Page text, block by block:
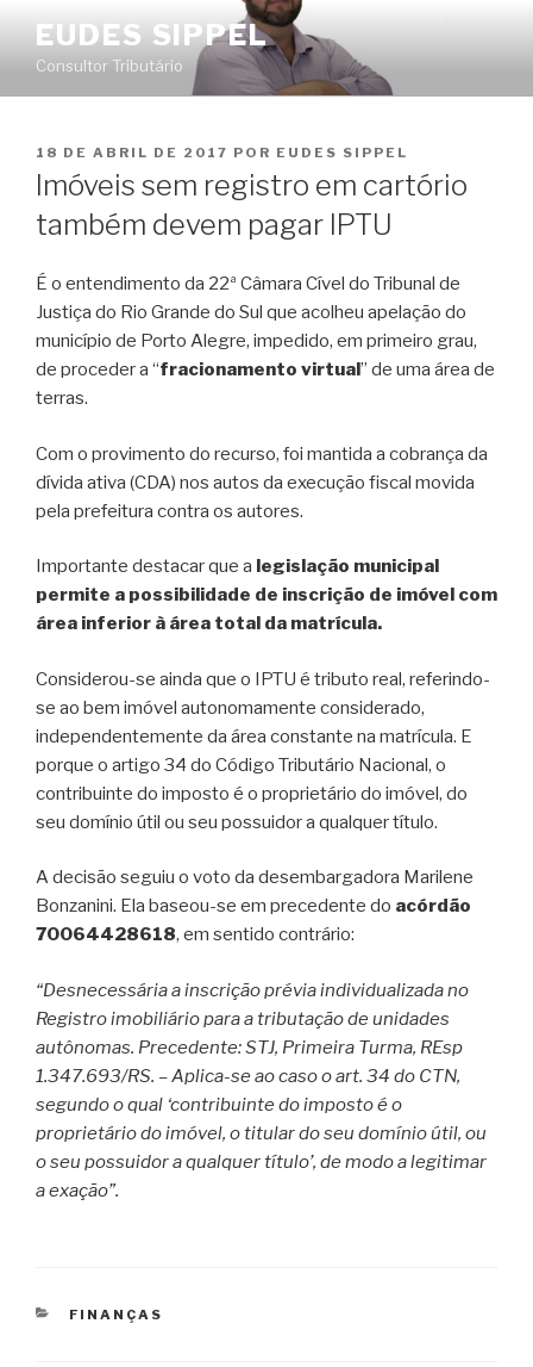
conteúdo
EUDES SIPPEL
Consultor Tributário
PUBLICADO
EM
18 DE ABRIL DE 2017 POR EUDES SIPPEL
Imóveis sem registro em cartório
também devem pagar IPTU
É o entendimento da 22ª Câmara Cível do Tribunal de
Justiça do Rio Grande do Sul que acolheu apelação do
município de Porto Alegre, impedido, em primeiro grau,
de proceder a “fracionamento virtual” de uma área de
terras.
Com o provimento do recurso, foi mantida a cobrança da
dívida ativa (CDA) nos autos da execução fiscal movida
pela prefeitura contra os autores.
Importante destacar que a legislação municipal
permite a possibilidade de inscrição de imóvel com
área inferior à área total da matrícula.
Considerou-se ainda que o IPTU é tributo real, referindo-
se ao bem imóvel autonomamente considerado,
independentemente da área constante na matrícula. E
porque o artigo 34 do Código Tributário Nacional, o
contribuinte do imposto é o proprietário do imóvel, do
seu domínio útil ou seu possuidor a qualquer título.
A decisão seguiu o voto da desembargadora Marilene
Bonzanini. Ela baseou-se em precedente do acórdão
70064428618, em sentido contrário:
“Desnecessária a inscrição prévia individualizada no
Registro imobiliário para a tributação de unidades
autônomas. Precedente: STJ, Primeira Turma, REsp
1.347.693/RS. – Aplica-se ao caso o art. 34 do CTN,
segundo o qual ‘contribuinte do imposto é o
proprietário do imóvel, o titular do seu domínio útil, ou
o seu possuidor a qualquer título’, de modo a legitimar
a exação”.
CATEGORIAS
FINANÇAS